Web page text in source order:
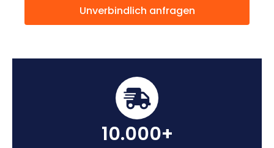
Unverbindlich anfragen
10.000+